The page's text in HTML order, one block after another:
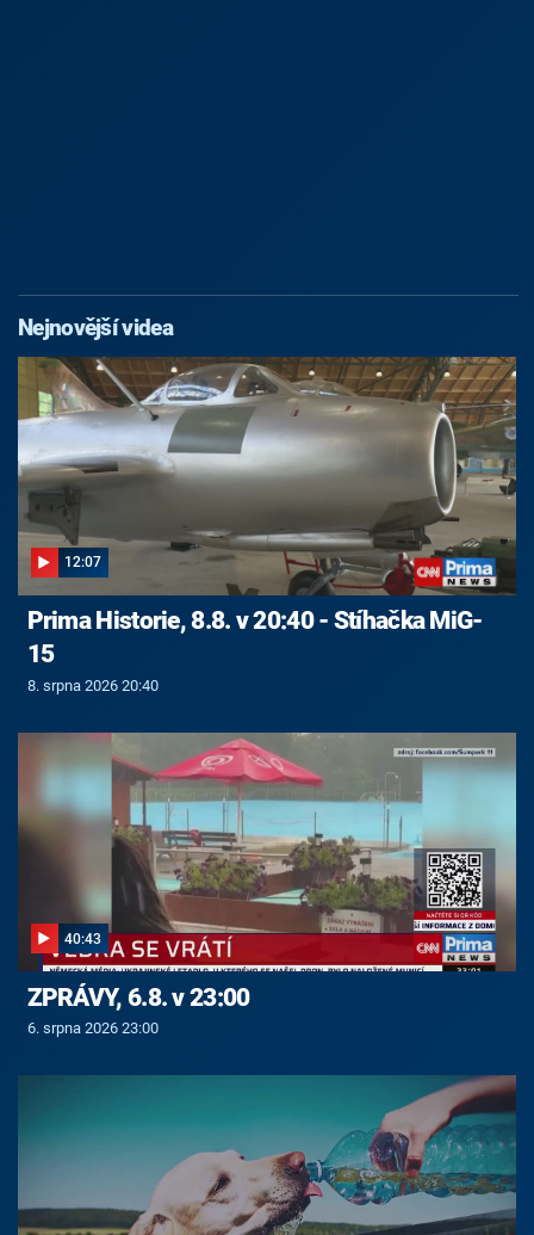
Nejnovější videa
12:07
Prima Historie, 8.8. v 20:40 - Stíhačka MiG-
15
8. srpna 2026 20:40
40:43
ZPRÁVY, 6.8. v 23:00
6. srpna 2026 23:00